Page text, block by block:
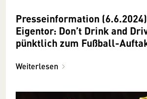
Presseinformation
Eigentor: Don’t Drink and
pünktlich zum Fußball-
Weiterlesen